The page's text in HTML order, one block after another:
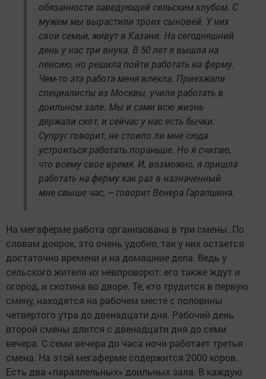
обязанности заведующей сельским клубом. С
мужем мы вырастили троих сыновей. У них
свои семьи, живут в Казани. На сегодняшний
день у нас три внука. В 50 лет я вышла на
пенсию, но решила пойти работать на ферму.
Чем-то эта работа меня влекла. Приезжали
специалисты из Москвы, учили работать в
доильном зале. Мы и сами всю жизнь
держали скот, и сейчас у нас есть бычки.
Супруг говорит, не стоило ли мне сюда
устроиться работать пораньше. Но я считаю,
что всему свое время. И, возможно, я пришла
работать на ферму как раз в назначенный
мне свыше час, – говорит Венера Гарапшина.
На мегаферме работа организована в три смены. По
словам доярок, это очень удобно, так у них остается
достаточно времени и на домашние дела. Ведь у
сельского жителя их невпроворот: его также ждут и
огород, и скотина во дворе. Те, кто трудится в первую
смену, находятся на рабочем месте с половины
четвертого утра до двенадцати дня. Рабочий день
второй смены длится с двенадцати дня до семи
вечера. С семи вечера до часа ночи работает третья
смена. На этой мегаферме содержится 2000 коров.
Есть два «параллельных» доильных зала. В каждую